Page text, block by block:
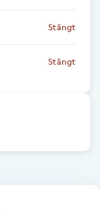
Stängt
Stängt